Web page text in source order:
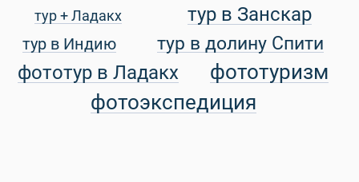
тур + Ладакх тур в Занскар
тур в Индию тур в долину Спити
фототур в Ладакх
фототуризм
фотоэкспедиция